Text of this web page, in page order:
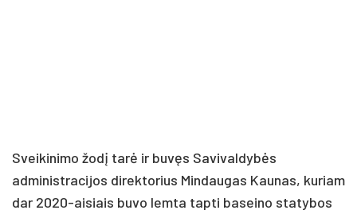
Sveikinimo žodį tarė ir buvęs Savivaldybės
administracijos direktorius Mindaugas Kaunas, kuriam
dar 2020-aisiais buvo lemta tapti baseino statybos